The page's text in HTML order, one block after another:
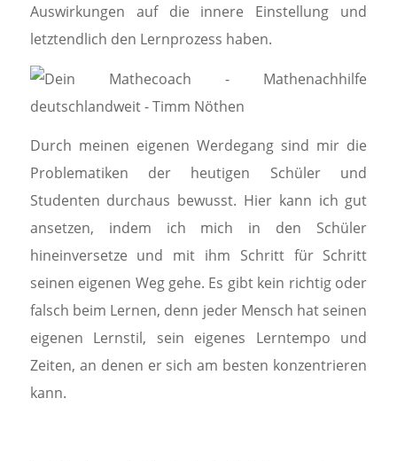
Auswirkungen auf die innere Einstellung und
letztendlich den Lernprozess haben.
Durch meinen eigenen Werdegang sind mir die
Problematiken der heutigen Schüler und
Studenten durchaus bewusst. Hier kann ich gut
ansetzen, indem ich mich in den Schüler
hineinversetze und mit ihm Schritt für Schritt
seinen eigenen Weg gehe. Es gibt kein richtig oder
falsch beim Lernen, denn jeder Mensch hat seinen
eigenen Lernstil, sein eigenes Lerntempo und
Zeiten, an denen er sich am besten konzentrieren
kann.